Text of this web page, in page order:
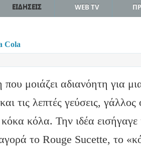
ΕΙΔΗΣΕΙΣ WEB TV
Cola
μοιάζει αδιανόητη για
τις λεπτές γεύσεις,
κόλα. Την ιδέα
το Rouge Sucette, το